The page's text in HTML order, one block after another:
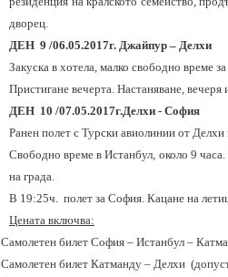
дворец.
ДЕН 9/06.05.2017г. Джайпур – Делхи
Закуска в хотела, малко свободно време
Пристигане вечерта. Настаняване, вечеря
ДЕН 10/07.05.2017г.Делхи - София
Ранен полет с Турски авиолинии от Делхи
Свободно време в Истанбул, около 9
на града.
В 19:25ч. полет за София. Кацане на
Цената включва:
Самолетен билет София – Истанбул –
Самолетен билет Катманду – Делхи